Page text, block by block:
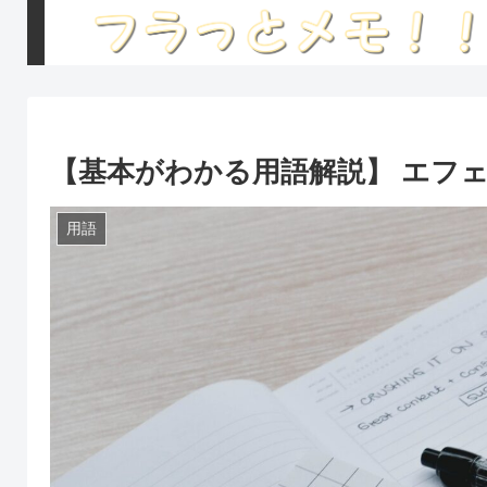
【基本がわかる用語解説】 エフ
用語